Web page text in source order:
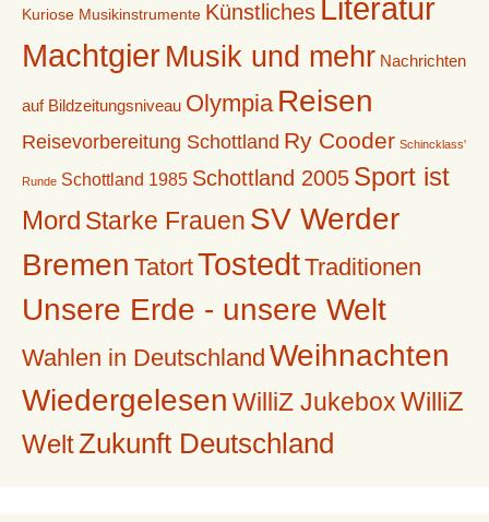
Kuriose Musikinstrumente Künstliches Literatur
MachtgierMusik und mehr Nachrichten
auf Bildzeitungsniveau Olympia Reisen
Reisevorbereitung Schottland Ry Cooder Schincklass'
Runde Schottland 1985 Schottland 2005 Sport ist
Mord Starke Frauen SV Werder
Bremen TatortTostedtTraditionen
Unsere Erde - unsere Welt
Wahlen in Deutschland Weihnachten
Wiedergelesen WilliZ Jukebox WilliZ
WeltZukunft Deutschland